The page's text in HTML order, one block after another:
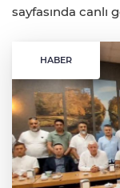
sayfasında canlı
HABER